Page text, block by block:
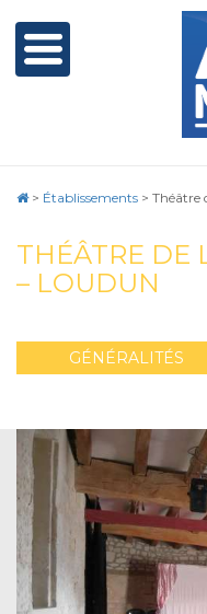
> Établissements > Théâtre
THÉÂTRE DE
– LOUDUN
GÉNÉRALITÉS